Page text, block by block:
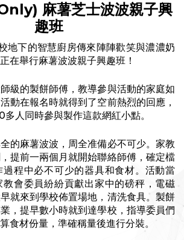
麻薯芝士波波親子興
趣班
地下的智慧廚房傳來陣陣歡笑與濃濃奶
在舉行麻薯波波親子興趣班！
級的製餅師傅，教導參與活動的家庭如
動在報名時就得到了空前熱烈的回應，
人同時參與製作這款網紅小點。
的麻薯波波，周全准備必不可少。家教
提前一兩個月就開始聯絡師傅，確定檔
程中必不可少的器具和食材。活動當
教會委員紛紛貢獻出家中的磅秤，電磁
就來到學校佈置場地，清洗食具。製餅
，提早數小時就到達學校，指導委員們
食材份量，準確稱量後進行分裝。